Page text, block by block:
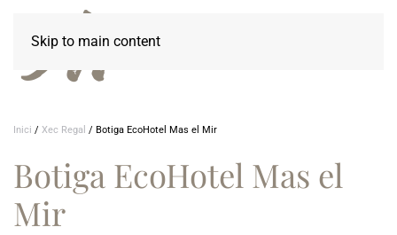
Skip to main content
Inici / Xec Regal / Botiga EcoHotel Mas el Mir
Botiga EcoHotel Mas el
Mir